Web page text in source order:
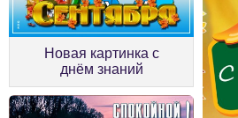
Новая картинка с
днём знаний